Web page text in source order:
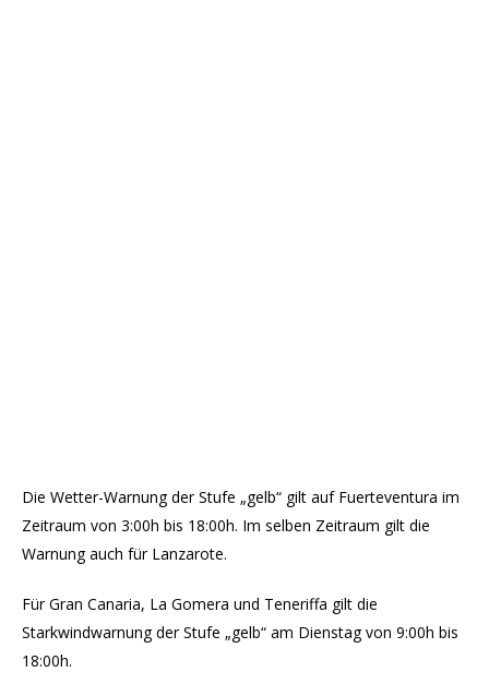
Die Wetter-Warnung der Stufe „gelb“ gilt auf Fuerteventura im
Zeitraum von 3:00h bis 18:00h. Im selben Zeitraum gilt die
Warnung auch für Lanzarote.
Für Gran Canaria, La Gomera und Teneriffa gilt die
Starkwindwarnung der Stufe „gelb“ am Dienstag von 9:00h bis
18:00h.